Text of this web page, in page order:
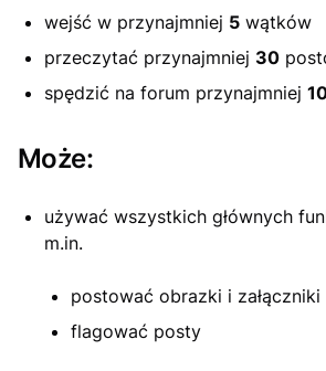
wejść w przynajmniej 5 wątków
przeczytać przynajmniej 30
spędzić na forum przynajmniej
Może:
używać wszystkich głównych
m.in.
postować obrazki i załączniki
flagować posty